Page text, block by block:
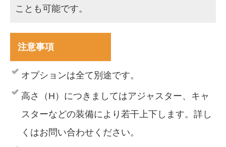
ことも可能です。
注意事項
オプションは全て別途です。
高さ（H）につきましてはアジャスター、キャ
スターなどの装備により若干上下します。詳し
くはお問い合わせください。